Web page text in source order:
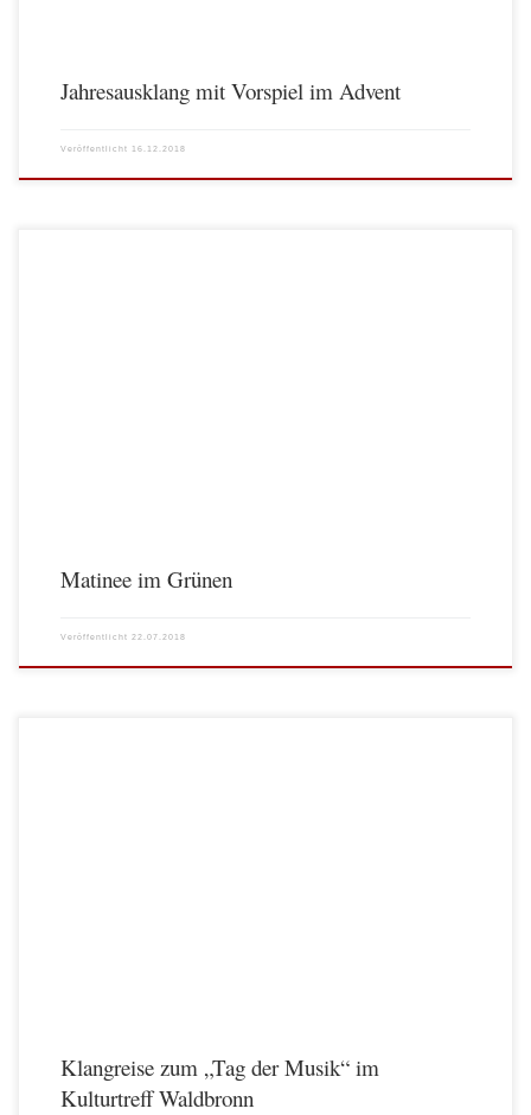
Jahresausklang mit Vorspiel im Advent
Veröffentlicht 16.12.2018
Matinee im Grünen
Veröffentlicht 22.07.2018
Klangreise zum „Tag der Musik“ im
Kulturtreff Waldbronn